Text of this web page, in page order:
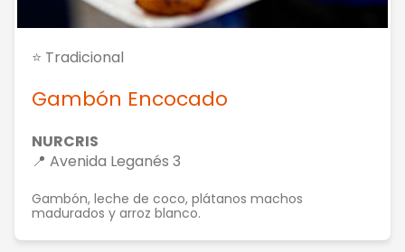
⭐ Tradicional
Gambón Encocado
NURCRIS
📍 Avenida Leganés 3
Gambón, leche de coco, plátanos machos
madurados y arroz blanco.